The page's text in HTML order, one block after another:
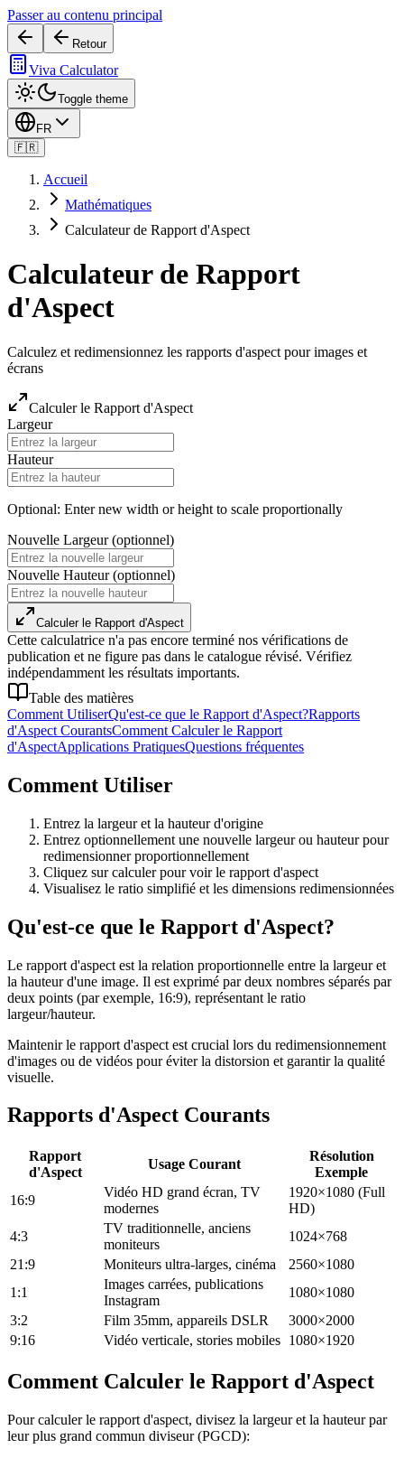
Passer au contenu principal
Retour
Viva Calculator
Toggle theme
FR
🇫🇷
Accueil
Mathématiques
Calculateur de Rapport d'Aspect
Calculateur de Rapport
d'Aspect
Calculez et redimensionnez les rapports d'aspect pour images et
écrans
Calculer le Rapport d'Aspect
Largeur
Hauteur
Optional: Enter new width or height to scale proportionally
Nouvelle Largeur (optionnel)
Nouvelle Hauteur (optionnel)
Calculer le Rapport d'Aspect
Cette calculatrice n'a pas encore terminé nos vérifications de
publication et ne figure pas dans le catalogue révisé. Vérifiez
indépendamment les résultats importants.
Table des matières
Comment UtiliserQu'est-ce que le Rapport d'Aspect?Rapports
d'Aspect CourantsComment Calculer le Rapport
d'AspectApplications PratiquesQuestions fréquentes
Comment Utiliser
Entrez la largeur et la hauteur d'origine
Entrez optionnellement une nouvelle largeur ou hauteur pour
redimensionner proportionnellement
Cliquez sur calculer pour voir le rapport d'aspect
Visualisez le ratio simplifié et les dimensions redimensionnées
Qu'est-ce que le Rapport d'Aspect?
Le rapport d'aspect est la relation proportionnelle entre la largeur et
la hauteur d'une image. Il est exprimé par deux nombres séparés par
deux points (par exemple, 16:9), représentant le ratio
largeur/hauteur.
Maintenir le rapport d'aspect est crucial lors du redimensionnement
d'images ou de vidéos pour éviter la distorsion et garantir la qualité
visuelle.
Rapports d'Aspect Courants
Rapport
d'Aspect
Usage Courant
Résolution
Exemple
16:9
Vidéo HD grand écran, TV
modernes
1920×1080 (Full
HD)
4:3
TV traditionnelle, anciens
moniteurs
1024×768
21:9
Moniteurs ultra-larges, cinéma
2560×1080
1:1
Images carrées, publications
Instagram
1080×1080
3:2
Film 35mm, appareils DSLR
3000×2000
9:16
Vidéo verticale, stories mobiles 1080×1920
Comment Calculer le Rapport d'Aspect
Pour calculer le rapport d'aspect, divisez la largeur et la hauteur par
leur plus grand commun diviseur (PGCD):